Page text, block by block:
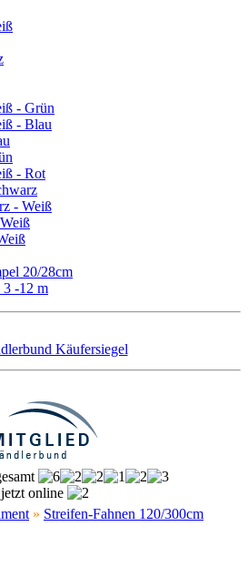
- Grün
- Blau
- Rot
- Weiß
20/28cm
3 -12 m
jetzt online
» Streifen-Fahnen 120/300cm